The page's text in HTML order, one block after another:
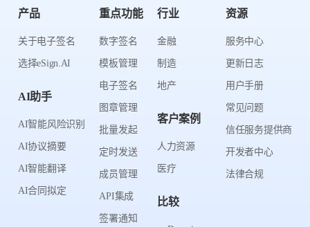
产品
关于电子签名
选择eSign.AI
AI助手
AI智能风险识别
AI协议摘要
AI智能翻译
AI合同拟定
重点功能
数字签名
模板管理
电子签名
图章管理
批量发起
定时发送
成员管理
API集成
签署通知
行业
金融
制造
地产
客户案例
人力资源
医疗
比较
资源
服务中心
更新日志
用户手册
常见问题
信任服务提供商
开发者中心
法律合规